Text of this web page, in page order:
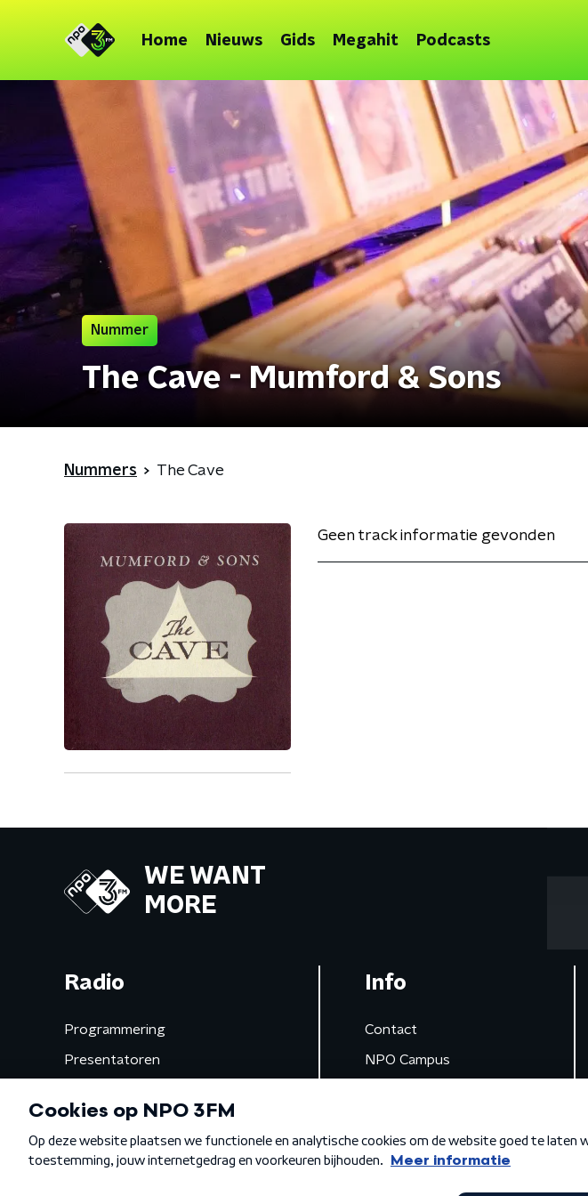
Home Nieuws Gids Megahit Podcasts
Nummer
The Cave - Mumford & Sons
Nummers The Cave
Geen track informatie gevonden
WE WANT
MORE
Radio
Programmering
Presentatoren
Gemist
Info
Contact
NPO Campus
Algemene voorwaarden Privacybeleid